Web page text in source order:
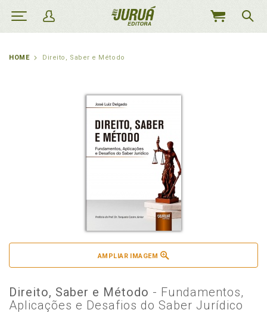
MEU
HOME Direito, Saber e Método
AMPLIAR IMAGEM
Direito, Saber e Método - Fundamentos,
Aplicações e Desafios do Saber Jurídico